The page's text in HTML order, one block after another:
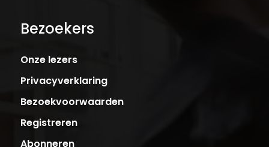
Bezoekers
Onze lezers
Privacyverklaring
Bezoekvoorwaarden
Registreren
Abonneren